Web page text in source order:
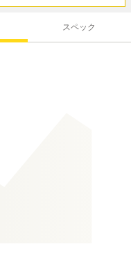
スペック